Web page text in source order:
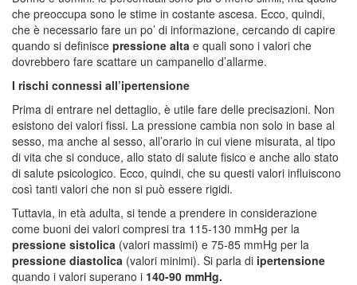
che preoccupa sono le stime in costante ascesa. Ecco, quindi,
che è necessario fare un po’ di informazione, cercando di capire
quando si definisce pressione alta e quali sono i valori che
dovrebbero fare scattare un campanello d’allarme.
I rischi connessi all’ipertensione
Prima di entrare nel dettaglio, è utile fare delle precisazioni. Non
esistono dei valori fissi. La pressione cambia non solo in base al
sesso, ma anche al sesso, all’orario in cui viene misurata, al tipo
di vita che si conduce, allo stato di salute fisico e anche allo stato
di salute psicologico. Ecco, quindi, che su questi valori influiscono
così tanti valori che non si può essere rigidi.
Tuttavia, in età adulta, si tende a prendere in considerazione
come buoni dei valori compresi tra 115-130 mmHg per la
pressione sistolica (valori massimi) e 75-85 mmHg per la
pressione diastolica (valori minimi). Si parla di ipertensione
quando i valori superano i 140-90 mmHg.